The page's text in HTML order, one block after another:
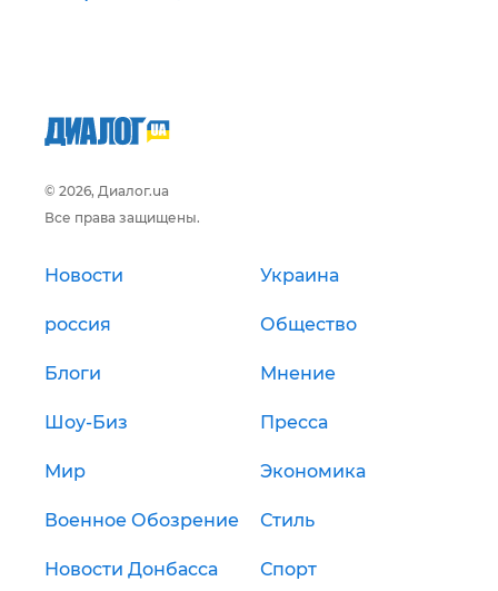
© 2026, Диалог.ua
Все права защищены.
Новости Украина
россия Общество
Блоги Мнение
Шоу-Биз Пресса
Мир Экономика
Военное Обозрение Стиль
Новости Донбасса Спорт